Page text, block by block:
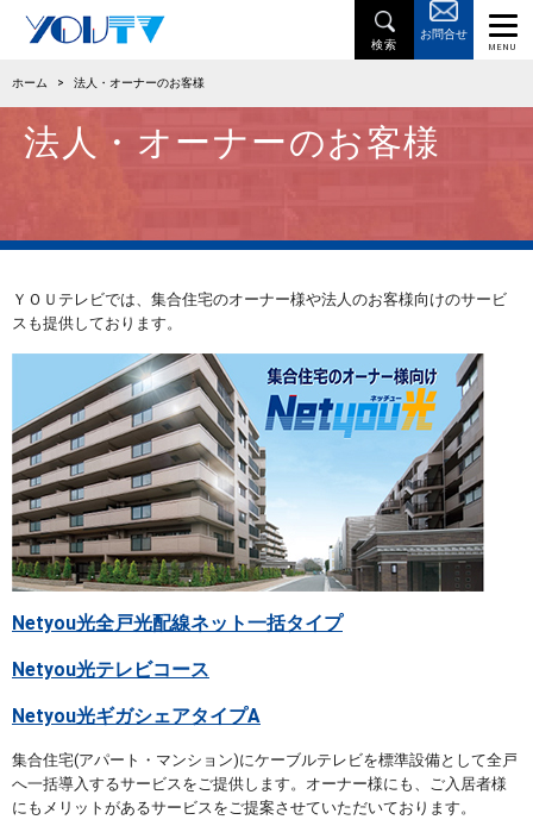
お問合せ
ホーム > 法人・オーナーのお客様
法人・オーナーのお客様
ＹＯＵテレビでは、集合住宅のオーナー様や法人のお客様向けのサービ
スも提供しております。
Netyou光全戸光配線ネット一括タイプ
Netyou光テレビコース
Netyou光ギガシェアタイプA
集合住宅(アパート・マンション)にケーブルテレビを標準設備として全戸
へ一括導入するサービスをご提供します。オーナー様にも、ご入居者様
にもメリットがあるサービスをご提案させていただいております。